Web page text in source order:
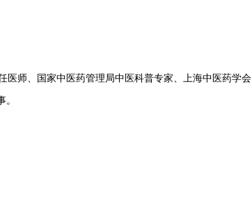
师、国家中医药管理局中医科普专家、上海中医药学会